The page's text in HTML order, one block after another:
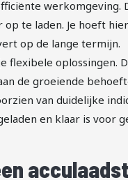
werkomgeving.
te laden. Je hoeft
op de lange termijn.
flexibele oplossingen.
de groeiende
van duidelijke
en klaar is voor